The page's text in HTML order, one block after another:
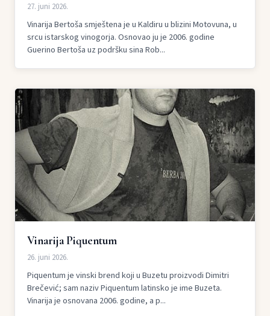
27. juni 2026.
Vinarija Bertoša smještena je u Kaldiru u blizini Motovuna, u
srcu istarskog vinogorja. Osnovao ju je 2006. godine
Guerino Bertoša uz podršku sina Rob...
Vinarija Piquentum
26. juni 2026.
Piquentum je vinski brend koji u Buzetu proizvodi Dimitri
Brečević; sam naziv Piquentum latinsko je ime Buzeta.
Vinarija je osnovana 2006. godine, a p...